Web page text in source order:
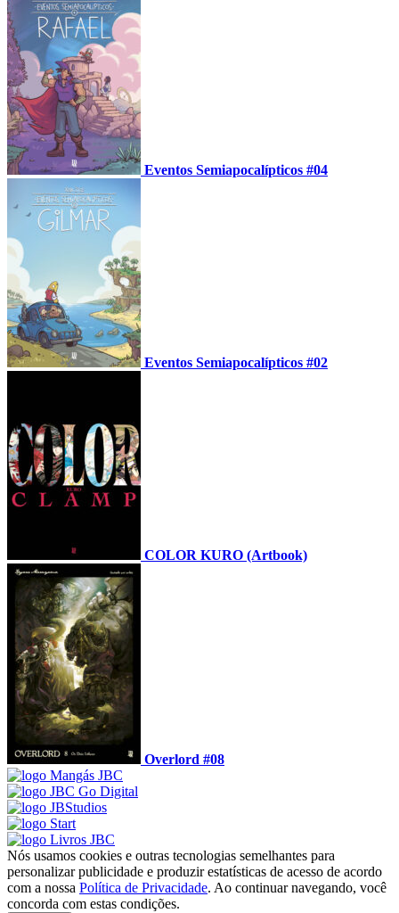
Eventos Semiapocalípticos #04
Eventos Semiapocalípticos #02
COLOR KURO (Artbook)
Overlord #08
Nós usamos cookies e outras tecnologias semelhantes para
personalizar publicidade e produzir estatísticas de acesso de acordo
com a nossa Política de Privacidade. Ao continuar navegando, você
concorda com estas condições.